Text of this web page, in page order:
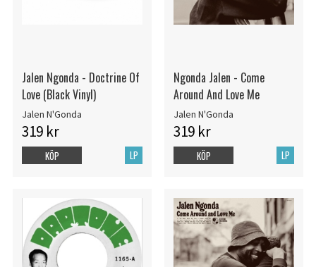
Jalen Ngonda - Doctrine Of
Love (Black Vinyl)
Jalen N'Gonda
319 kr
LP
KÖP
Ngonda Jalen - Come
Around And Love Me
Jalen N'Gonda
319 kr
LP
KÖP